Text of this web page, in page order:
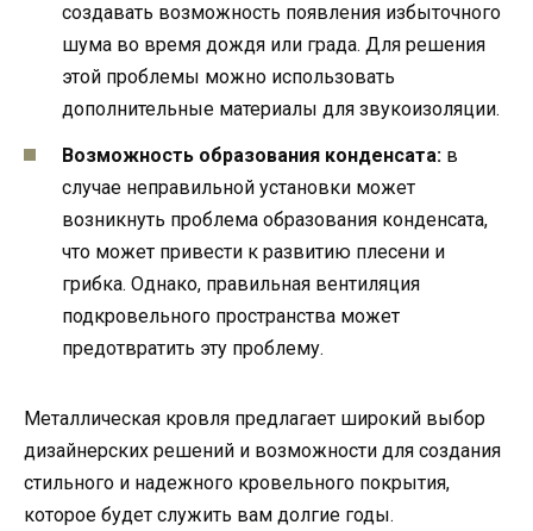
создавать возможность появления избыточного
шума во время дождя или града. Для решения
этой проблемы можно использовать
дополнительные материалы для звукоизоляции.
Возможность образования конденсата: в
случае неправильной установки может
возникнуть проблема образования конденсата,
что может привести к развитию плесени и
грибка. Однако, правильная вентиляция
подкровельного пространства может
предотвратить эту проблему.
Металлическая кровля предлагает широкий выбор
дизайнерских решений и возможности для создания
стильного и надежного кровельного покрытия,
которое будет служить вам долгие годы.